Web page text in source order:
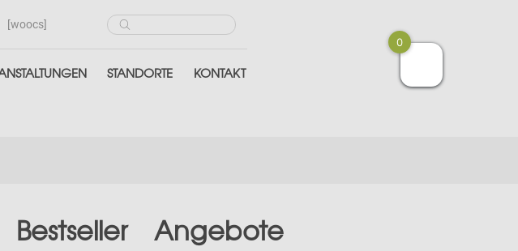
[woocs]
Products
search
STANDORTE KONTAKT
Bestseller Angebote
0